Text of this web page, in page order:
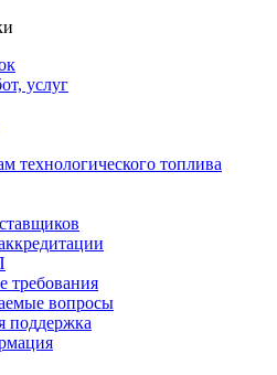
услуг
технологического топлива
требования
вопросы
поддержка